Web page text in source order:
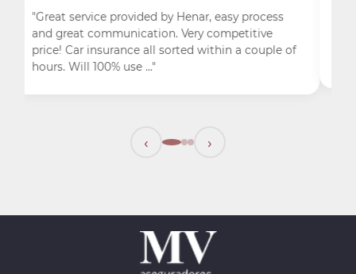
"Unos inútiles, las cuotas de los seguros suben
desproporcionadamente, no te hacen caso, me
encasquetan un siniestro que no es mío y a
pesar de enviarles el form…"